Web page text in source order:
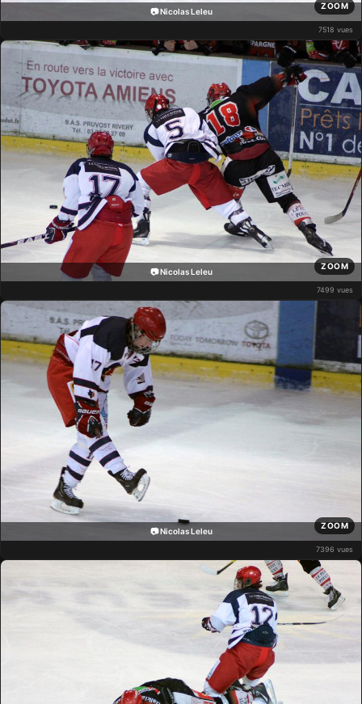
📷 Nicolas Leleu
ZOOM
7518 vues
📷 Nicolas Leleu
ZOOM
7499 vues
📷 Nicolas Leleu
ZOOM
7396 vues